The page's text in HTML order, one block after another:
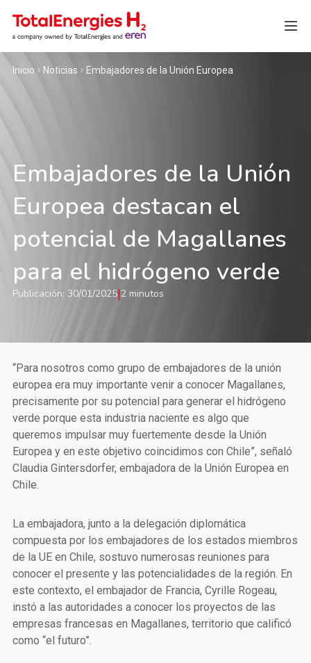
Inglés
Inicio Noticias Embajadores de la Unión Europea
Embajadores de la Unión
Europea destacan el
potencial de Magallanes
para el hidrógeno verde
Publicación: 30/01/2025|2 minutos
“Para nosotros como grupo de embajadores de la unión
europea era muy importante venir a conocer Magallanes,
precisamente por su potencial para generar el hidrógeno
verde porque esta industria naciente es algo que
queremos impulsar muy fuertemente desde la Unión
Europea y en este objetivo coincidimos con Chile”, señaló
Claudia Gintersdorfer, embajadora de la Unión Europea en
Chile.
La embajadora, junto a la delegación diplomática
compuesta por los embajadores de los estados miembros
de la UE en Chile, sostuvo numerosas reuniones para
conocer el presente y las potencialidades de la región. En
este contexto, el embajador de Francia, Cyrille Rogeau,
instó a las autoridades a conocer los proyectos de las
empresas francesas en Magallanes, territorio que calificó
como “el futuro”.